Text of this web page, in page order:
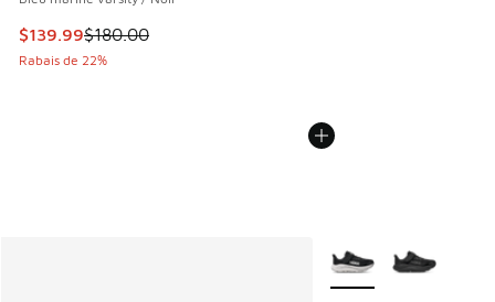
Cet article est en solde. Le prix est passé de $180.00 à
$139.99$180.00
Rabais de 22%
Plus de couleurs